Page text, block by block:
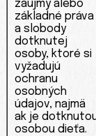
záujmy alebo
základné práva
a slobody
dotknutej
osoby, ktoré si
vyžadujú
ochranu
osobných
údajov, najmä
ak je
osobou dieťa.